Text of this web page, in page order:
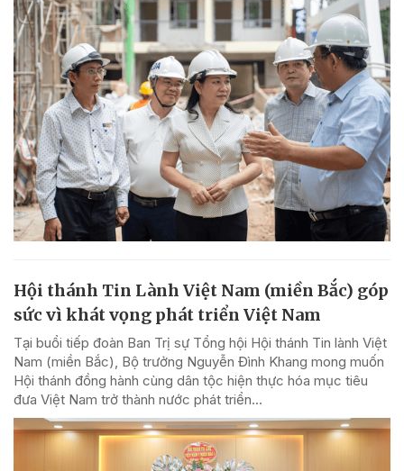
Hội thánh Tin Lành Việt Nam (miền Bắc) góp
sức vì khát vọng phát triển Việt Nam
Tại buổi tiếp đoàn Ban Trị sự Tổng hội Hội thánh Tin lành Việt
Nam (miền Bắc), Bộ trưởng Nguyễn Đình Khang mong muốn
Hội thánh đồng hành cùng dân tộc hiện thực hóa mục tiêu
đưa Việt Nam trở thành nước phát triển...